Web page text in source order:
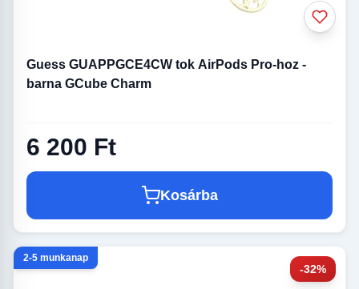
Guess GUAPPGCE4CW tok AirPods Pro-hoz -
barna GCube Charm
6 200 Ft
Kosárba
-32%
2-5 munkanap